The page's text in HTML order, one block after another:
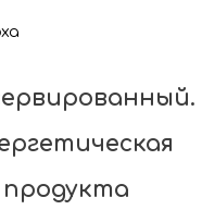
продукта